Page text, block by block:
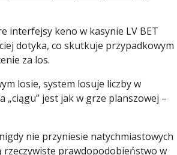
interfejsy keno w kasynie LV BET
dotyka, co skutkuje przypadkowym
za los.
losie, system losuje liczby w
jest jak w grze planszowej –
nie przyniesie natychmiastowych
prawdopodobieństwo w